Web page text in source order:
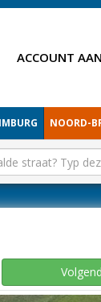
ACCOUNT
NOORD-